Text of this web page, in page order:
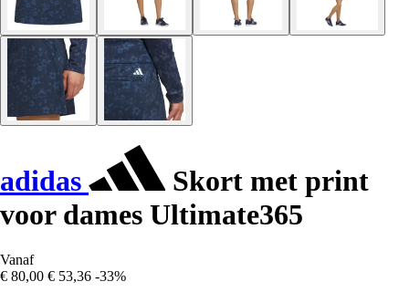
adidas
Skort met print
voor dames Ultimate365
Vanaf
€ 80,00 € 53,36 -33%